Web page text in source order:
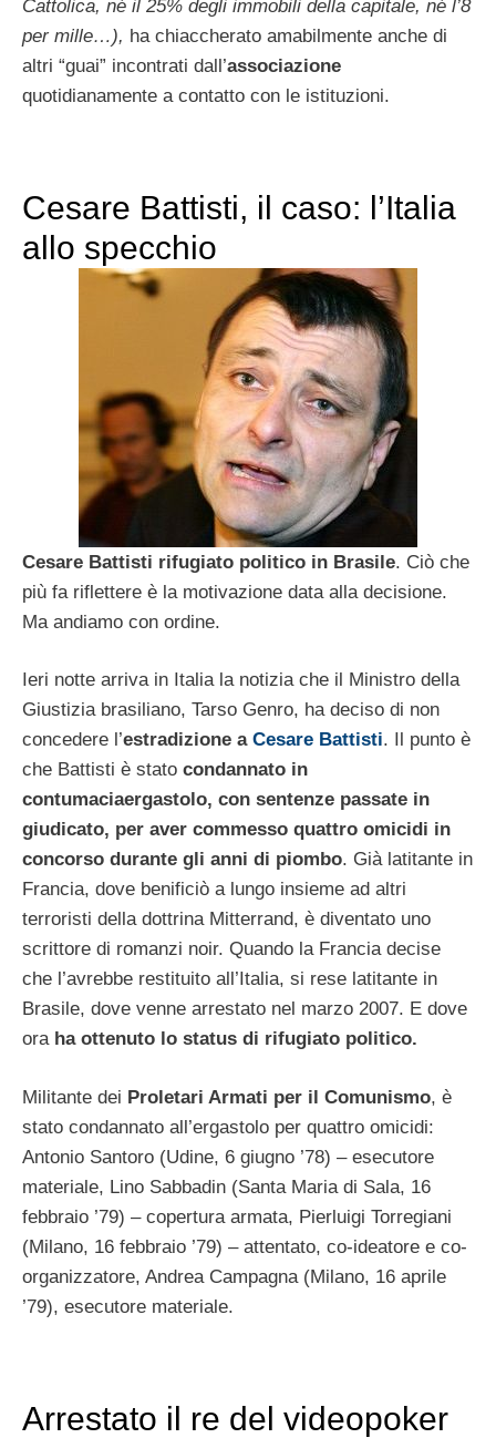
Cattolica, né il 25% degli immobili della capitale, né l’8
per mille…), ha chiaccherato amabilmente anche di
altri “guai” incontrati dall’associazione
quotidianamente a contatto con le istituzioni.
Cesare Battisti, il caso: l’Italia
allo specchio
Cesare Battisti rifugiato politico in Brasile. Ciò che
più fa riflettere è la motivazione data alla decisione.
Ma andiamo con ordine.
Ieri notte arriva in Italia la notizia che il Ministro della
Giustizia brasiliano, Tarso Genro, ha deciso di non
concedere l’estradizione a Cesare Battisti. Il punto è
che Battisti è stato condannato in
contumaciaergastolo, con sentenze passate in
giudicato, per aver commesso quattro omicidi in
concorso durante gli anni di piombo. Già latitante in
Francia, dove benificiò a lungo insieme ad altri
terroristi della dottrina Mitterrand, è diventato uno
scrittore di romanzi noir. Quando la Francia decise
che l’avrebbe restituito all’Italia, si rese latitante in
Brasile, dove venne arrestato nel marzo 2007. E dove
ora ha ottenuto lo status di rifugiato politico.
Militante dei Proletari Armati per il Comunismo, è
stato condannato all’ergastolo per quattro omicidi:
Antonio Santoro (Udine, 6 giugno ’78) – esecutore
materiale, Lino Sabbadin (Santa Maria di Sala, 16
febbraio ’79) – copertura armata, Pierluigi Torregiani
(Milano, 16 febbraio ’79) – attentato, co-ideatore e co-
organizzatore, Andrea Campagna (Milano, 16 aprile
’79), esecutore materiale.
Arrestato il re del videopoker